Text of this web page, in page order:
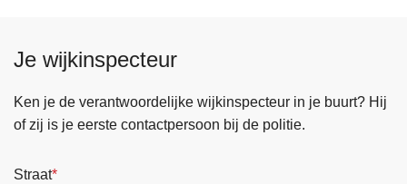
Je wijkinspecteur
Ken je de verantwoordelijke wijkinspecteur in je buurt? Hij
of zij is je eerste contactpersoon bij de politie.
Straat